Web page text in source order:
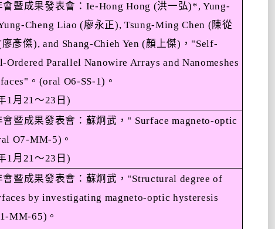
暨成果發表會： Ie-Hong Hong (洪一弘)*, Yung-
Cheng Liao (廖永正), Tsung-Ming Chen ( 陳從
廖彥傑), and Shang-Chieh Yen (顏上傑) ， "Self-
Parallel Nanowire Arrays and Nanomeshes
。 (oral O6-SS-1) 。
1月 21～23 日 )
暨成果發表會：蘇炯武， " Surface magneto-optic
O7-MM-5) 。
1月 21～23 日 )
暨成果發表會：蘇炯武， "Structural degree of
by investigating magneto-optic hysteresis
MM-65) 。